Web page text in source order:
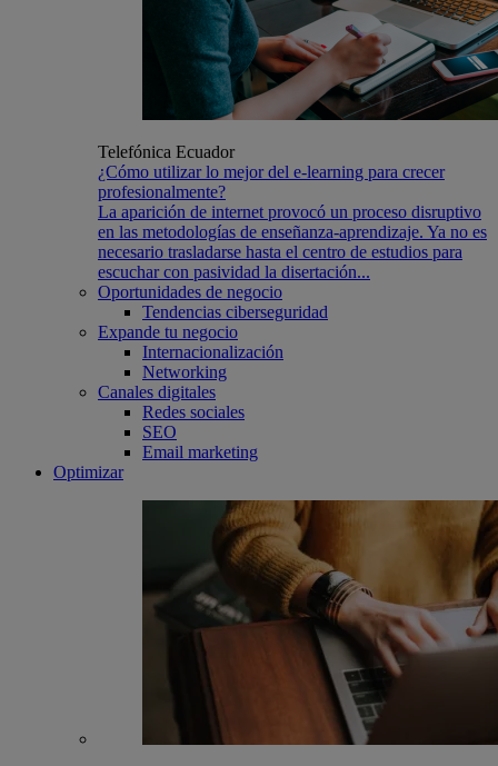
Telefónica Ecuador
¿Cómo utilizar lo mejor del e-learning para crecer
profesionalmente?
La aparición de internet provocó un proceso disruptivo
en las metodologías de enseñanza-aprendizaje. Ya no es
necesario trasladarse hasta el centro de estudios para
escuchar con pasividad la disertación...
Oportunidades de negocio
Tendencias ciberseguridad
Expande tu negocio
Internacionalización
Networking
Canales digitales
Redes sociales
SEO
Email marketing
Optimizar